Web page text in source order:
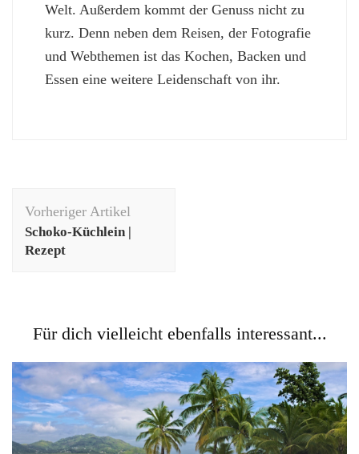
Welt. Außerdem kommt der Genuss nicht zu
kurz. Denn neben dem Reisen, der Fotografie
und Webthemen ist das Kochen, Backen und
Essen eine weitere Leidenschaft von ihr.
Vorheriger Artikel
Schoko-Küchlein |
Rezept
Für dich vielleicht ebenfalls interessant...